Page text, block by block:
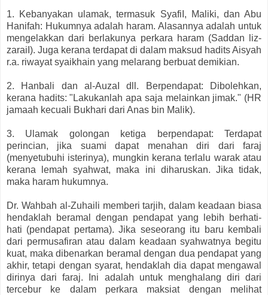
1. Kebanyakan ulamak, termasuk SyafiI, Maliki, dan Abu
Hanifah: Hukumnya adalah haram. Alasannya adalah untuk
mengelakkan dari berlakunya perkara haram (Saddan liz-
zaraiI). Juga kerana terdapat di dalam maksud hadits Aisyah
r.a. riwayat syaikhain yang melarang berbuat demikian.
2. Hanbali dan al-AuzaI dll. Berpendapat: Dibolehkan,
kerana hadits: "Lakukanlah apa saja melainkan jimak." (HR
jamaah kecuali Bukhari dari Anas bin Malik).
3. Ulamak golongan ketiga berpendapat: Terdapat
perincian, jika suami dapat menahan diri dari faraj
(menyetubuhi isterinya), mungkin kerana terlalu warak atau
kerana lemah syahwat, maka ini diharuskan. Jika tidak,
maka haram hukumnya.
Dr. Wahbah al-Zuhaili memberi tarjih, dalam keadaan biasa
hendaklah beramal dengan pendapat yang lebih berhati-
hati (pendapat pertama). Jika seseorang itu baru kembali
dari permusafiran atau dalam keadaan syahwatnya begitu
kuat, maka dibenarkan beramal dengan dua pendapat yang
akhir, tetapi dengan syarat, hendaklah dia dapat mengawal
dirinya dari faraj. Ini adalah untuk menghalang diri dari
tercebur ke dalam perkara maksiat dengan melihat